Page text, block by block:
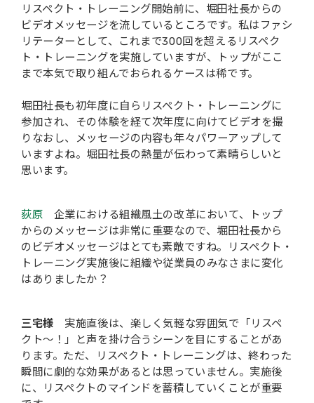
リスペクト・トレーニング開始前に、堀田社長からの
ビデオメッセージを流しているところです。私はファシ
リテーターとして、これまで300回を超えるリスペク
ト・トレーニングを実施していますが、トップがここ
まで本気で取り組んでおられるケースは稀です。
堀田社長も初年度に自らリスペクト・トレーニングに
参加され、その体験を経て次年度に向けてビデオを撮
りなおし、メッセージの内容も年々パワーアップして
いますよね。堀田社長の熱量が伝わって素晴らしいと
思います。
荻原 企業における組織風土の改革において、トップ
からのメッセージは非常に重要なので、堀田社長から
のビデオメッセージはとても素敵ですね。リスペクト・
トレーニング実施後に組織や従業員のみなさまに変化
はありましたか？
三宅様 実施直後は、楽しく気軽な雰囲気で「リスペ
クト～！」と声を掛け合うシーンを目にすることがあ
ります。ただ、リスペクト・トレーニングは、終わった
瞬間に劇的な効果があるとは思っていません。実施後
に、リスペクトのマインドを蓄積していくことが重要